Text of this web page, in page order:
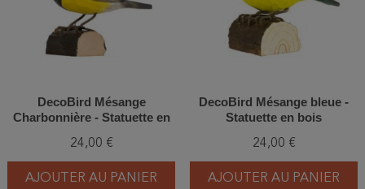
DecoBird Mésange
Charbonnière - Statuette en
24,00 €
AJOUTER AU PANIER
DecoBird Mésange bleue -
Statuette en bois
24,00 €
AJOUTER AU PANIER